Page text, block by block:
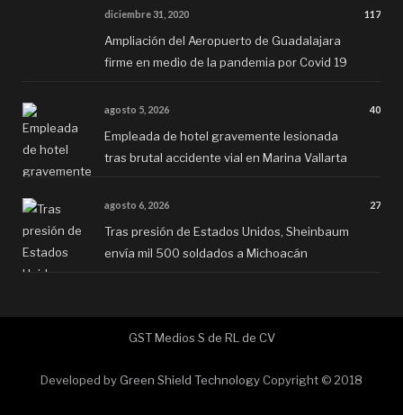
diciembre 31, 2020 117
Ampliación del Aeropuerto de Guadalajara
firme en medio de la pandemia por Covid 19
agosto 5, 2026 40
Empleada de hotel gravemente lesionada
tras brutal accidente vial en Marina Vallarta
agosto 6, 2026 27
Tras presión de Estados Unidos, Sheinbaum
envía mil 500 soldados a Michoacán
GST Medios S de RL de CV
Developed by Green Shield Technology Copyright © 2018